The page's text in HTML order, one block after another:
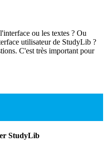
ou les textes ? Ou
utilisateur de StudyLib ?
C'est très important pour
StudyLib